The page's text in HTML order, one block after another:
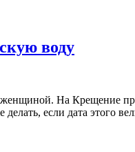
воду
На Крещение
если дата этого